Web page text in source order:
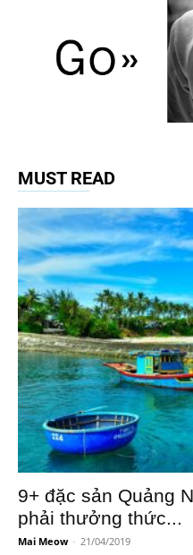
MUST READ
9+ đặc sản Quảng
phải thưởng thức...
Mai Meow - 21/04/2019